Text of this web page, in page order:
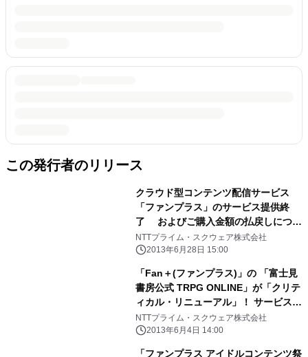
この発行者のリリース
クラウド型コンテンツ配信サービス
「ファンプラス」のサービス提供終
了 およびご購入金額の払戻しについ
て
NTTプライム・スクウェア株式会社
2013年6月28日 15:00
「Fan＋(ファンプラス)」の 「富士見
書房公式 TRPG ONLINE」が「クリテ
ィカル・リニューアル」！ サービス・
システムの大幅リニューアルを夏と秋
の2段階で実施！
NTTプライム・スクウェア株式会社
2013年6月4日 14:00
「ファンプラス アイドルコンテンツ祭